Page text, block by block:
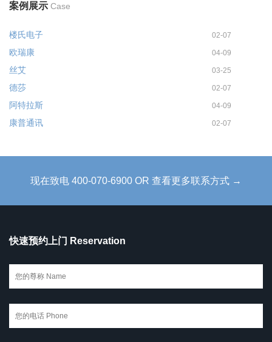
案例展示 Case
楼氏电子 02-07
欧瑞康 04-09
丝艾 03-25
德莎 02-07
阿特拉斯 04-09
康普通讯 02-07
现在致电 400-070-6900 OR 查看更多联系方式 →
快速预约上门 Reservation